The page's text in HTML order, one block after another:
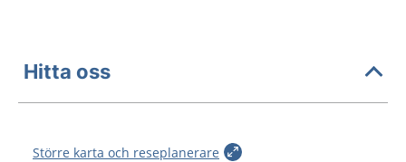
Hitta oss
Större karta och reseplanerare